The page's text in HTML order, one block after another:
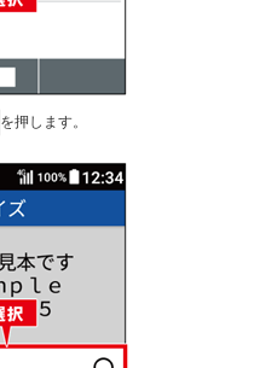
を押します。